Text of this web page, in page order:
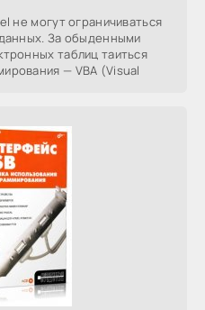
не могут ограничиваться
За обыденными
таблиц таиться
— VBA (Visual